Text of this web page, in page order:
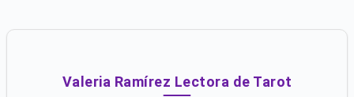
Valeria Ramírez Lectora de Tarot